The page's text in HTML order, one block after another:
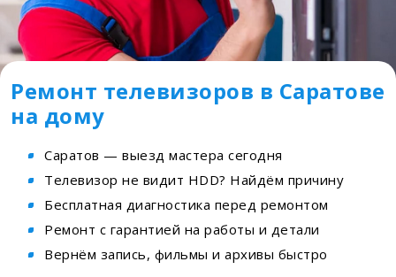
Ремонт телевизоров в Саратове
на дому
Саратов — выезд мастера сегодня
Телевизор не видит HDD? Найдём причину
Бесплатная диагностика перед ремонтом
Ремонт с гарантией на работы и детали
Вернём запись, фильмы и архивы быстро